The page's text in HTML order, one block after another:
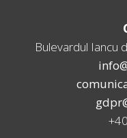
Bulevardul Iancu